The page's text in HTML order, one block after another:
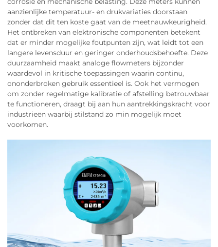
aanzienlijke temperatuur- en drukvariaties doorstaan
zonder dat dit ten koste gaat van de meetnauwkeurigheid.
Het ontbreken van elektronische componenten betekent
dat er minder mogelijke foutpunten zijn, wat leidt tot een
langere levensduur en geringer onderhoudsbehoefte. Deze
duurzaamheid maakt analoge flowmeters bijzonder
waardevol in kritische toepassingen waarin continu,
ononderbroken gebruik essentieel is. Ook het vermogen
om zonder regelmatige kalibratie of afstelling betrouwbaar
te functioneren, draagt bij aan hun aantrekkingskracht voor
industrieën waarbij stilstand zo min mogelijk moet
voorkomen.